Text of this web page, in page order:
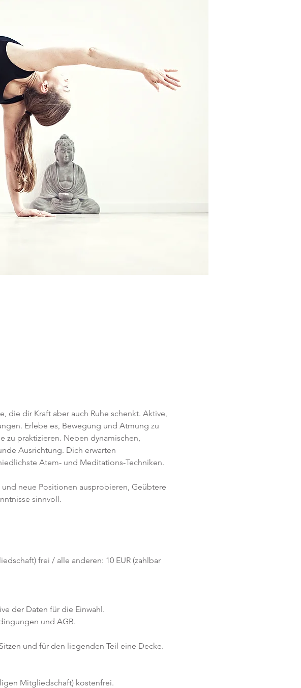
die dir Kraft aber auch Ruhe schenkt. Aktive,
Erlebe es, Bewegung und Atmung zu
zu praktizieren. Neben dynamischen,
Ausrichtung. Dich erwarten
Atem- und Meditations-Techniken.
neue Positionen ausprobieren, Geübtere
sinnvoll.
frei / alle anderen: 10 EUR (zahlbar
der Daten für die Einwahl.
und AGB.
und für den liegenden Teil eine Decke.
Mitgliedschaft) kostenfrei.